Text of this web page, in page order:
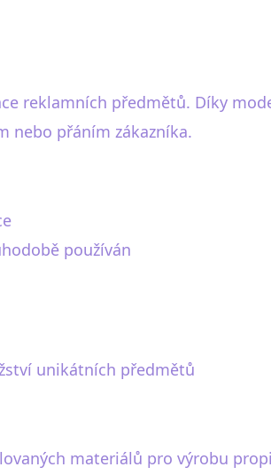
reklamních předmětů. Díky
nebo přáním zákazníka.
používán
unikátních předmětů
materiálů pro výrobu